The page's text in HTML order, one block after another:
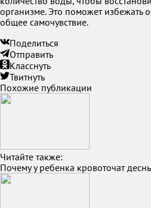
организме. Это поможет избежать
общее самочувствие.
Поделиться
Отправить
Класснуть
Твитнуть
Похожие публикации
Читайте также:
Почему у ребенка кровоточат